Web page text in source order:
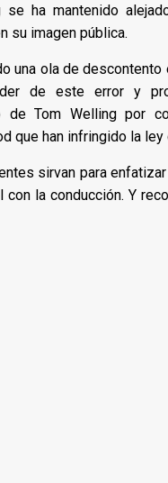
se ha mantenido
su imagen pública.
una ola de
de este error y
de Tom Welling por
que han infringido la ley
sirvan para
la conducción. Y